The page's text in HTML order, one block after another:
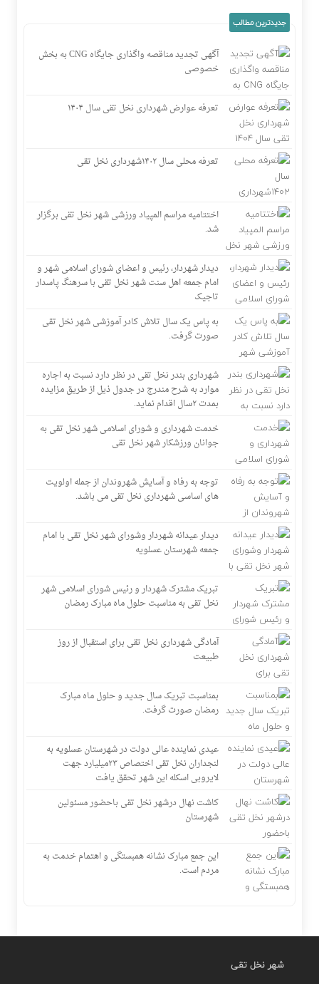
جدیدترین مطالب
آگهی تجدید مناقصه واگذاری جایگاه CNG به بخش
خصوصی
تعرفه عوارض شهرداری نخل تقی سال ۱۴۰۴
تعرفه محلی سال ۱۴۰۲شهرداری نخل تقی
اختتامیه مراسم المپیاد ورزشی شهر نخل تقی برگزار
شد.
دیدار شهردار، رئیس و اعضای شورای اسلامی شهر و
امام جمعه اهل سنت شهر نخل تقی با سرهنگ پاسدار
تاجیک
به پاس یک سال تلاش کادر آموزشی شهر نخل تقی
صورت گرفت.
شهرداری بندر نخل تقی در نظر دارد نسبت به اجاره
موارد به شرح مندرج در جدول ذیل از طریق مزایده
بمدت ۲سال اقدام نماید.
خدمت شهرداری و شورای اسلامی شهر نخل تقی به
جوانان ورزشکار شهر نخل تقی
توجه به رفاه و آسایش شهروندان از جمله اولویت
های اساسی شهرداری نخل تقی می باشد.
دیدار عیدانه شهردار وشورای شهر نخل تقی با امام
جمعه شهرستان عسلویه
تبریک مشترک شهردار و رئیس شورای اسلامی شهر
نخل تقی به مناسبت حلول ماه مبارک رمضان
آمادگی شهرداری نخل تقی برای استقبال از روز
طبیعت
بمناسبت تبریک سال جدید و حلول ماه مبارک
رمضان صورت گرفت.
عیدی نماینده عالی دولت در شهرستان عسلویه به
لنجداران نخل تقی اختصاص ۲۳میلیارد جهت
لایروبی اسکله این شهر تحقق یافت
کاشت نهال درشهر نخل تقی باحضور مسئولین
شهرستان
این جمع مبارک نشانه همبستگی و اهتمام خدمت به
مردم است.
شهر نخل تقی